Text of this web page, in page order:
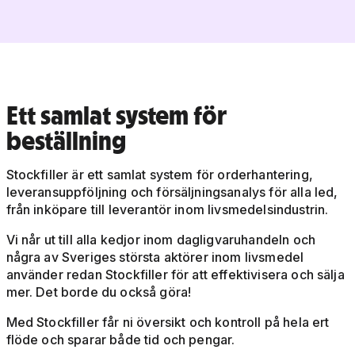
Ett samlat system för
beställning
Stockfiller är ett samlat system för orderhantering,
leveransuppföljning och försäljningsanalys för alla led,
från inköpare till leverantör inom livsmedelsindustrin.
Vi når ut till alla kedjor inom dagligvaruhandeln och
några av Sveriges största aktörer inom livsmedel
använder redan Stockfiller för att effektivisera och sälja
mer. Det borde du också göra!
Med Stockfiller får ni översikt och kontroll på hela ert
flöde och sparar både tid och pengar.